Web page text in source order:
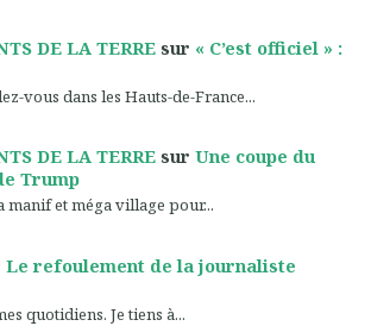
DE LA TERRE sur « C’est officiel » :
vous dans les Hauts-de-France...
DE LA TERRE sur Une coupe du
Trump
manif et méga village pour...
Le refoulement de la journaliste
quotidiens. Je tiens à...